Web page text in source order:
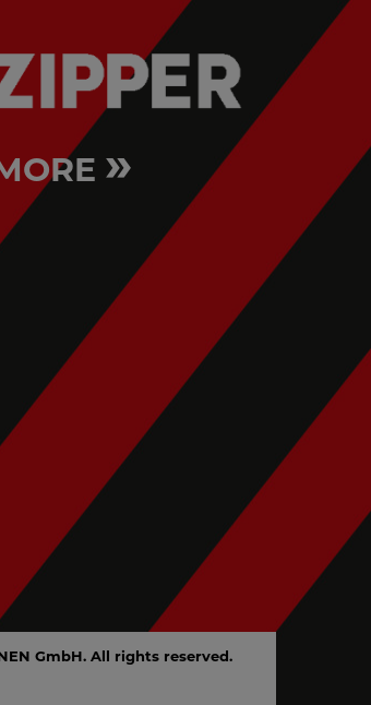
»
GmbH. All rights reserved.